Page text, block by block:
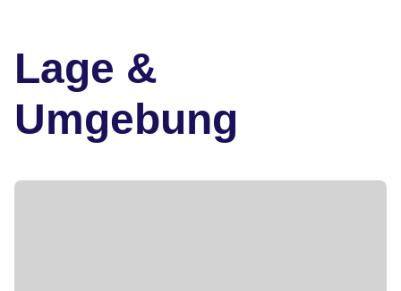
Lage &
Umgebung